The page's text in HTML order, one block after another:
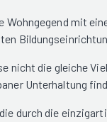
mit
nicht die gleiche
Unterhaltung
durch die